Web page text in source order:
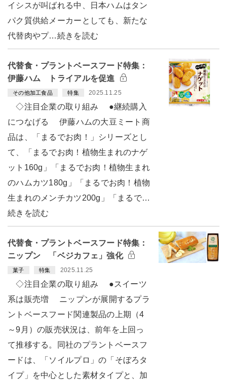
イシスが叫ばれる中、日本ハムはタン
パク質供給メーカーとしても、新たな
代替肉やプ…続きを読む
代替食・プラントベースフード特集：
伊藤ハム トライアルを促進
その他加工食品 特集 2025.11.25
◇注目企業の取り組み ●継続購入
につなげる 伊藤ハムの大豆ミート商
品は、「まるでお肉！」シリーズとし
て、「まるでお肉！植物生まれのナゲ
ット160g」「まるでお肉！植物生まれ
のハムカツ180g」「まるでお肉！植物
生まれのメンチカツ200g」「まるで…
続きを読む
代替食・プラントベースフード特集：
ニップン 「ベジカフェ」強化
菓子 特集 2025.11.25
◇注目企業の取り組み ●スイーツ
系は販売増 ニップンが展開するプラ
ントベースフード関連製品の上期（4
～9月）の販売状況は、前年を上回っ
て推移する。同社のプラントベースフ
ードは、「ソイルプロ」の「そぼろタ
イプ」を中心とした素材タイプと、加